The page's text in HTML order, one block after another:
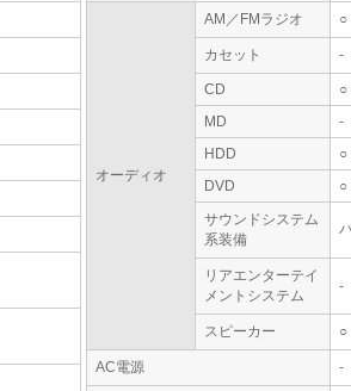
オーディオ
AM／FMラジオ ○
カセット -
CD
○
MD
-
HDD
○
DVD
○
サウンドシステム
系装備
リアエンターテイ
メントシステム
-
スピーカー ○
AC電源 -